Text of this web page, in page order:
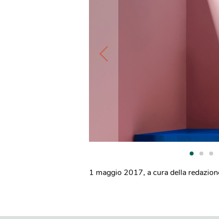
1 maggio 2017, a cura della